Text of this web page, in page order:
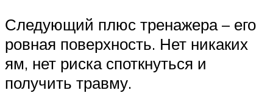
Следующий плюс тренажера – его
ровная поверхность. Нет никаких
ям, нет риска споткнуться и
получить травму.